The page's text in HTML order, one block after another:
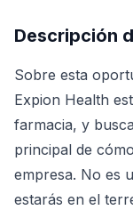
Descripción
Sobre esta
Expion Health
farmacia, y
principal de
empresa. No es
estarás en el